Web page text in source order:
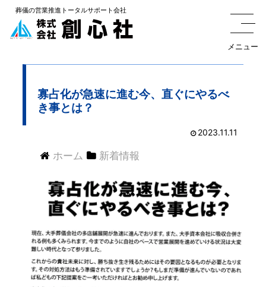
葬儀の営業推進トータルサポート会社
メニュー
寡占化が急速に進む今、直ぐにやるべ
き事とは？
2023.11.11
ホーム 新着情報